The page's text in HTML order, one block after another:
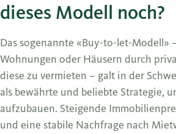
dieses Modell noch?
Das sogenannte «Buy-to-let-Modell»
Wohnungen oder Häusern durch
diese zu vermieten – galt in der
als bewährte und beliebte Strategie,
aufzubauen. Steigende
und eine stabile Nachfrage nach